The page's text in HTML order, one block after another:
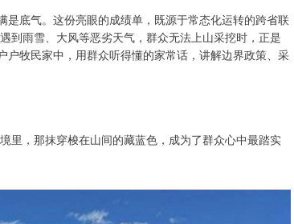
是底气。这份亮眼的成绩单，既源于常态化运转的跨省联
到雨雪、大风等恶劣天气，群众无法上山采挖时，正是
户牧民家中，用群众听得懂的家常话，讲解边界政策、采
里，那抹穿梭在山间的藏蓝色，成为了群众心中最踏实